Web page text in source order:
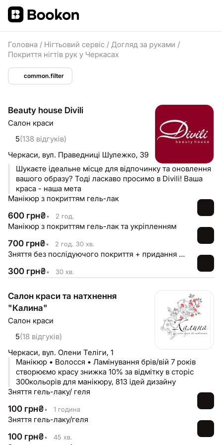
Головна / Нігтьовий сервіс / Догляд за руками /
Покриття нігтів рук у Черкасах
common.filter
Beauty house Divili
Салон краси
5(138 відгуків)
Черкаси, вул. Праведниці Шулежко, 39
Шукаєте ідеальне місце для відпочинку та оновлення
вашого образу? Тоді ласкаво просимо в Divili! Ваша
краса - наша мета
Манікюр з покриттям гель-лак
600 грн₴• 2 год.
Манікюр з покриттям гель-лак та укріпленням
700 грн₴• 2 год. 30 хв.
Зняття без послідуючого покриття + придання форми
300 грн₴• 30 хв.
Салон краси та натхнення
"Калина"
Салон краси
5(18 відгуків)
Черкаси, вул. Олени Теліги, 1
Манікюр • Волосся • Ламінування брів/вій 7 років
створюємо красу знижка 10% за відмітку в сторіс
300кольорів для манікюру, 813 ідей дизайну
Зняття гель-лаку/ геля
100 грн₴• 1 година
Зняття гель-лаку/геля
100 грн₴• 45 хв.